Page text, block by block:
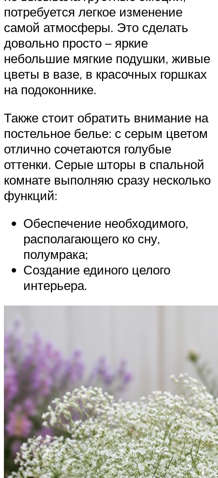
потребуется легкое изменение
самой атмосферы. Это сделать
довольно просто – яркие
небольшие мягкие подушки, живые
цветы в вазе, в красочных горшках
на подоконнике.
Также стоит обратить внимание на
постельное белье: с серым цветом
отлично сочетаются голубые
оттенки. Серые шторы в спальной
комнате выполняю сразу несколько
функций:
Обеспечение необходимого,
располагающего ко сну,
полумрака;
Создание единого целого
интерьера.